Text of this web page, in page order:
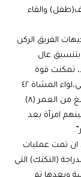
والقاء
الفريق الركن
عال
تمكنت قوة
مشتركة من (خلية الخطف/قيادتنا،جهاز الامن الوطني،لواء المشاة ٤٢
فرقة المشاة الحادية عشرة ) من تحرير مختطف يبلغ من العمر (٨)
امرأة بعد
تمت عمليات
(التكتك) التي